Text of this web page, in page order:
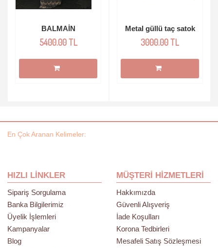
BALMAİN
5400.00 TL
Metal güllü taç satok
3000.00 TL
En Çok Aranan Kelimeler:
HIZLI LINKLER
Sipariş Sorgulama
Banka Bilgilerimiz
Üyelik İşlemleri
Kampanyalar
Blog
MÜŞTERI HIZMETLERI
Hakkımızda
Güvenli Alışveriş
İade Koşulları
Korona Tedbirleri
Mesafeli Satış Sözleşmesi